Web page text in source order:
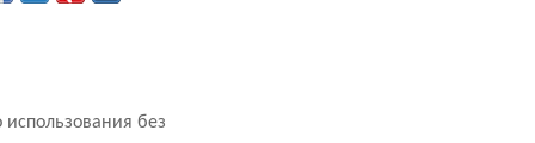
без